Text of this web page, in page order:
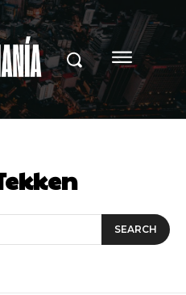
SEARCH